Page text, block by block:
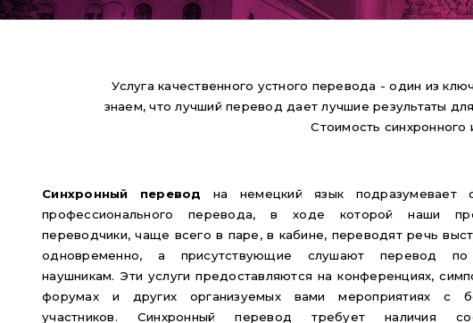
Услуга качественного устного перевода - один из
знаем, что лучший перевод дает лучшие результаты
Стоимость синхронного
Синхронный перевод
на немецкий язык подразумевает
профессионального перевода, в ходе которой наши
переводчики, чаще всего в паре, в кабине, переводят речь
одновременно, а присутствующие слушают перевод по
наушникам. Эти услуги предоставляются на конференциях,
форумах и других организуемых вами мероприятиях с
участников. Синхронный перевод требует наличия